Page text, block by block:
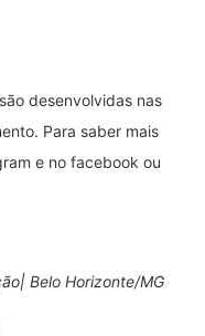
desenvolvidas nas
Para saber mais
e no facebook ou
Belo Horizonte/MG